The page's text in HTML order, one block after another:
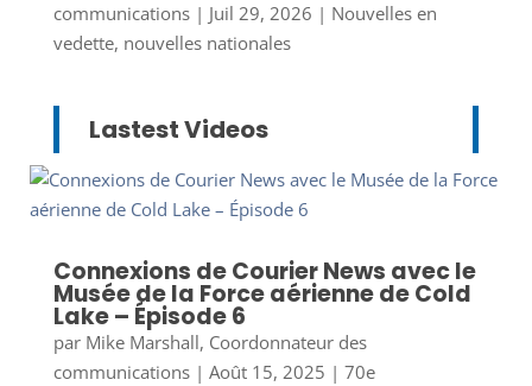
communications| Juil 29, 2026 | Nouvelles en
vedette, nouvelles nationales
Lastest Videos
Connexions de Courier News avec le
Musée de la Force aérienne de Cold
Lake – Épisode 6
par Mike Marshall, Coordonnateur des
communications| Août 15, 2025 | 70e